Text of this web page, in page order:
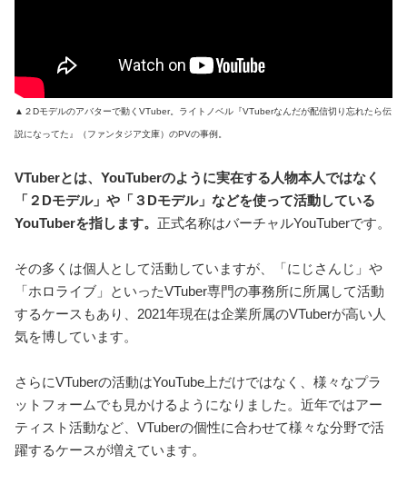
▲２Dモデルのアバターで動くVTuber。ライトノベル『VTuberなんだが配信切り忘れたら伝
説になってた』（ファンタジア文庫）のPVの事例。
VTuberとは、YouTuberのように実在する人物本人ではなく
「２Dモデル」や「３Dモデル」などを使って活動している
YouTuberを指します。 正式名称はバーチャルYouTuberです。
その多くは個人として活動していますが、「にじさんじ」や
「ホロライブ」といったVTuber専門の事務所に所属して活動
するケースもあり、2021年現在は企業所属のVTuberが高い人
気を博しています。
さらにVTuberの活動はYouTube上だけではなく、様々なプラ
ットフォームでも見かけるようになりました。近年ではアー
ティスト活動など、VTuberの個性に合わせて様々な分野で活
躍するケースが増えています。